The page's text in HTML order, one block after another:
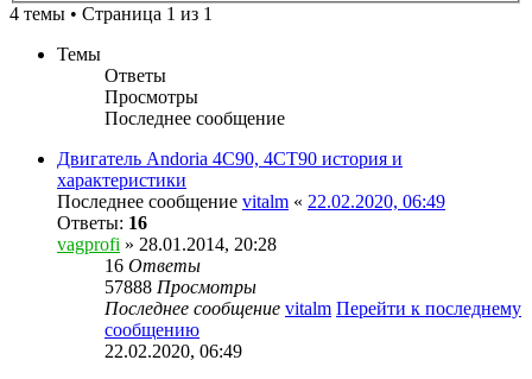
4 темы • Страница 1 из 1
Темы
Ответы
Просмотры
Последнее сообщение
Двигатель Andoria 4C90, 4СТ90 история и
характеристики
Последнее сообщение vitalm « 22.02.2020, 06:49
Ответы: 16
vagprofi » 28.01.2014, 20:28
16 Ответы
57888 Просмотры
Последнее сообщение vitalm Перейти к последнему
сообщению
22.02.2020, 06:49